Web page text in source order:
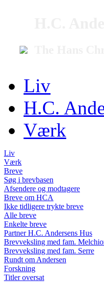
Liv
H.C.
Værk
Liv
Værk
Breve
Søg i brevbasen
Afsendere og modtagere
Breve om HCA
Ikke tidligere trykte breve
Alle breve
Enkelte breve
Partner H.C. Andersens Hus
Brevveksling med fam.
Brevveksling med fam. Serre
Rundt om Andersen
Forskning
Titler oversat